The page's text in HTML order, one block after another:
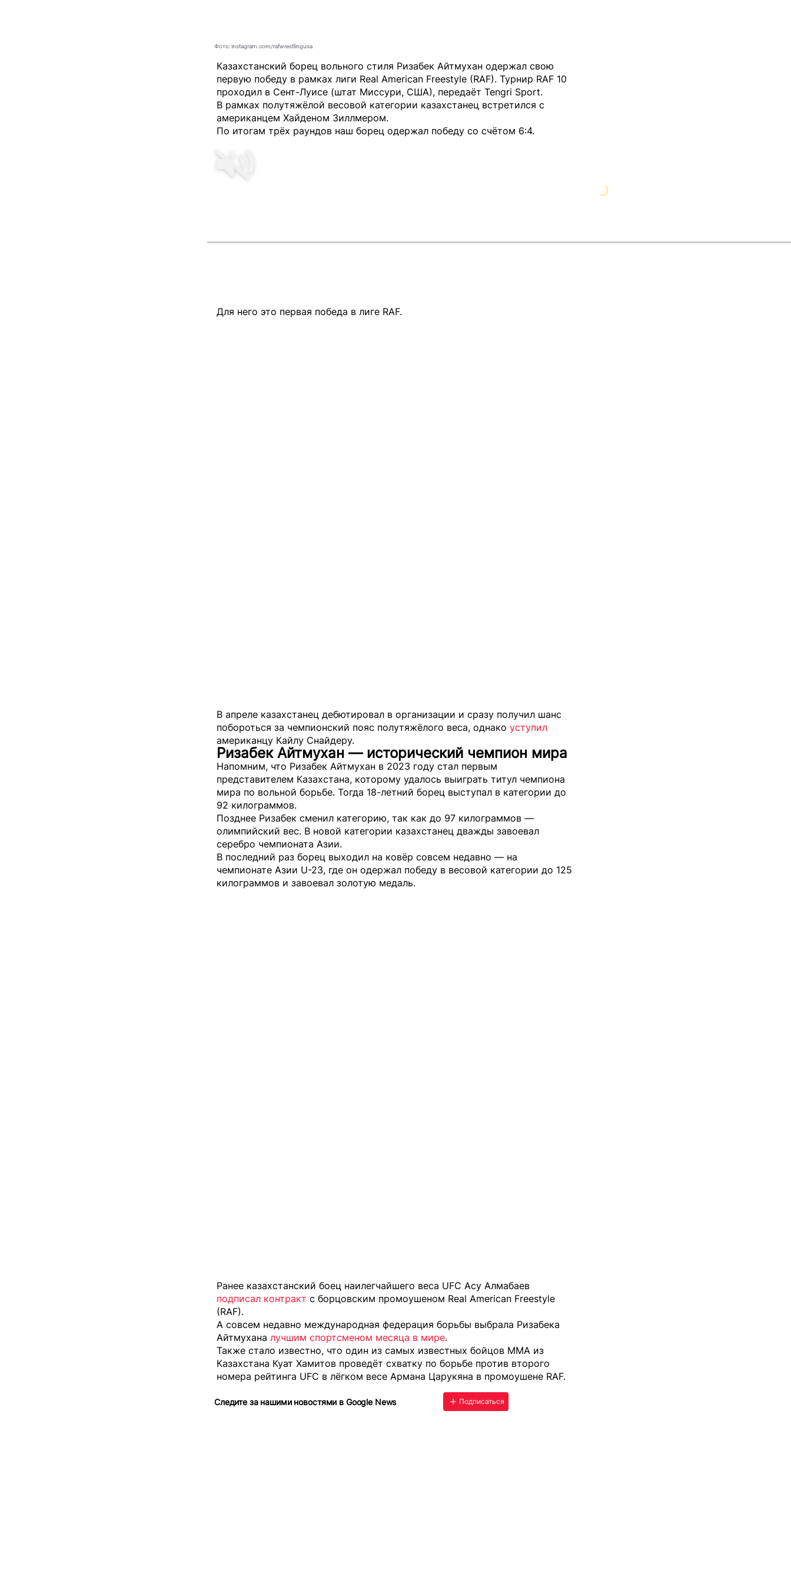
Фото: instagram.com/rafwrestlingusa
Казахстанский борец вольного стиля Ризабек Айтмухан одержал свою
первую победу в рамках лиги Real American Freestyle (RAF). Турнир RAF 10
проходил в Сент-Луисе (штат Миссури, США), передаёт Tengri Sport.
В рамках полутяжёлой весовой категории казахстанец встретился с
американцем Хайденом Зиллмером.
По итогам трёх раундов наш борец одержал победу со счётом 6:4.
Для него это первая победа в лиге RAF.
В апреле казахстанец дебютировал в организации и сразу получил шанс
побороться за чемпионский пояс полутяжёлого веса, однако уступил
американцу Кайлу Снайдеру.
Ризабек Айтмухан — исторический чемпион мира
Напомним, что Ризабек Айтмухан в 2023 году стал первым
представителем Казахстана, которому удалось выиграть титул чемпиона
мира по вольной борьбе. Тогда 18-летний борец выступал в категории до
92 килограммов.
Позднее Ризабек сменил категорию, так как до 97 килограммов —
олимпийский вес. В новой категории казахстанец дважды завоевал
серебро чемпионата Азии.
В последний раз борец выходил на ковёр совсем недавно — на
чемпионате Азии U-23, где он одержал победу в весовой категории до 125
килограммов и завоевал золотую медаль.
Ранее казахстанский боец наилегчайшего веса UFC Асу Алмабаев
подписал контракт с борцовским промоушеном Real American Freestyle
(RAF).
А совсем недавно международная федерация борьбы выбрала Ризабека
Айтмухана лучшим спортсменом месяца в мире.
Также стало известно, что один из самых известных бойцов MMA из
Казахстана Куат Хамитов проведёт схватку по борьбе против второго
номера рейтинга UFC в лёгком весе Армана Царукяна в промоушене RAF.
Следите за нашими новостями в Google News Подписаться